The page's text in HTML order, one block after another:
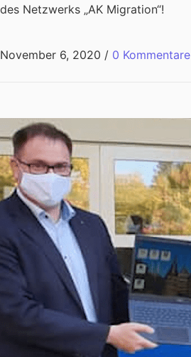
des Netzwerks „AK Migration“!
November 6, 2020 / 0 Kommentare